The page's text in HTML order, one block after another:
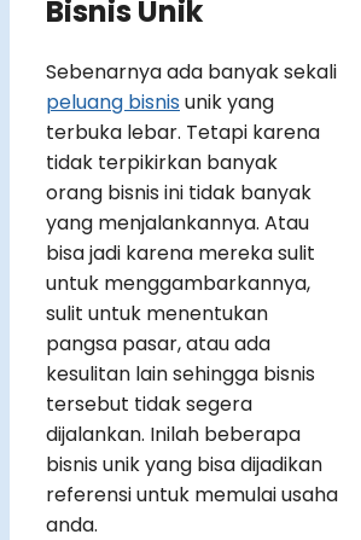
Bisnis Unik
Sebenarnya ada banyak sekali
peluang bisnis unik yang
terbuka lebar. Tetapi karena
tidak terpikirkan banyak
orang bisnis ini tidak banyak
yang menjalankannya. Atau
bisa jadi karena mereka sulit
untuk menggambarkannya,
sulit untuk menentukan
pangsa pasar, atau ada
kesulitan lain sehingga bisnis
tersebut tidak segera
dijalankan. Inilah beberapa
bisnis unik yang bisa dijadikan
referensi untuk memulai usaha
anda.